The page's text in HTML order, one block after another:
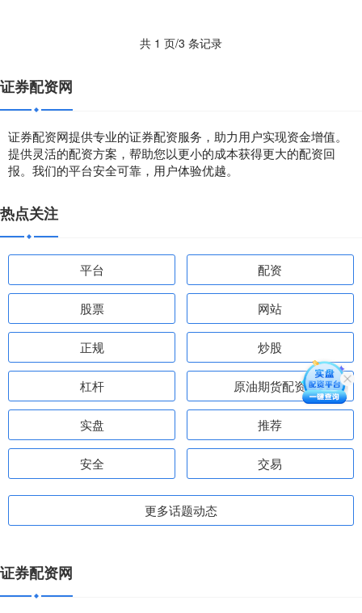
共 1 页/3 条记录
证券配资网
证券配资网提供专业的证券配资服务，助力用户实现资金增值。
提供灵活的配资方案，帮助您以更小的成本获得更大的配资回
报。我们的平台安全可靠，用户体验优越。
热点关注
平台 配资
股票 网站
正规 炒股
杠杆 原油期货配资
实盘 推荐
安全 交易
更多话题动态
证券配资网